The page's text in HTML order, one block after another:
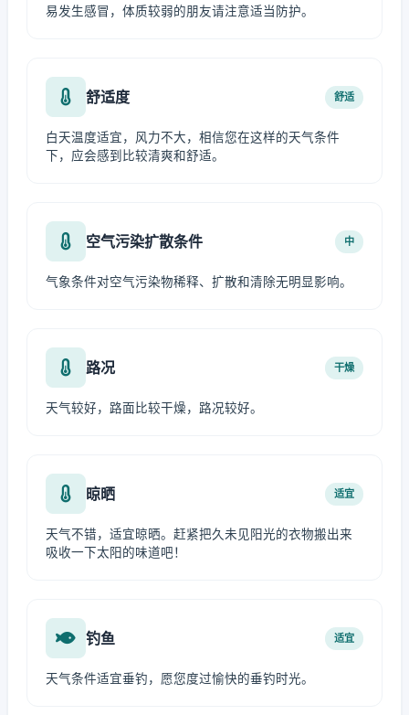
易发生感冒，体质较弱的朋友请注意适当防护。
舒适度 舒适
白天温度适宜，风力不大，相信您在这样的天气条件
下，应会感到比较清爽和舒适。
空气污染扩散条件 中
气象条件对空气污染物稀释、扩散和清除无明显影响。
路况 干燥
天气较好，路面比较干燥，路况较好。
晾晒 适宜
天气不错，适宜晾晒。赶紧把久未见阳光的衣物搬出来
吸收一下太阳的味道吧！
钓鱼 适宜
天气条件适宜垂钓，愿您度过愉快的垂钓时光。